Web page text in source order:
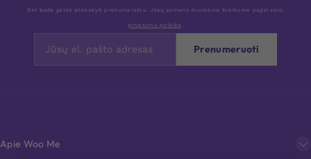
Bet kada galite atsisakyti prenumeratos. Jūsų asmens duomenis tvarkome pagal savo
privatumo politiką .
Prenumeruoti
Apie Woo Me